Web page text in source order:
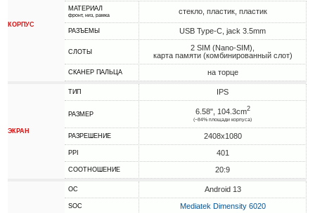
КОРПУС
МАТЕРИАЛ
фронт, низ, рамка стекло, пластик, пластик
РАЗЪЕМЫ USB Type-C, jack 3.5mm
СЛОТЫ
2 SIM (Nano-SIM),
карта памяти (комбинированный слот)
СКАНЕР ПАЛЬЦА на торце
ЭКРАН
ТИП IPS
РАЗМЕР 6.58", 104.3cm2
(~84% площади корпуса)
РАЗРЕШЕНИЕ 2408x1080
PPI 401
СООТНОШЕНИЕ 20:9
ОС Android 13
SOC Mediatek Dimensity 6020